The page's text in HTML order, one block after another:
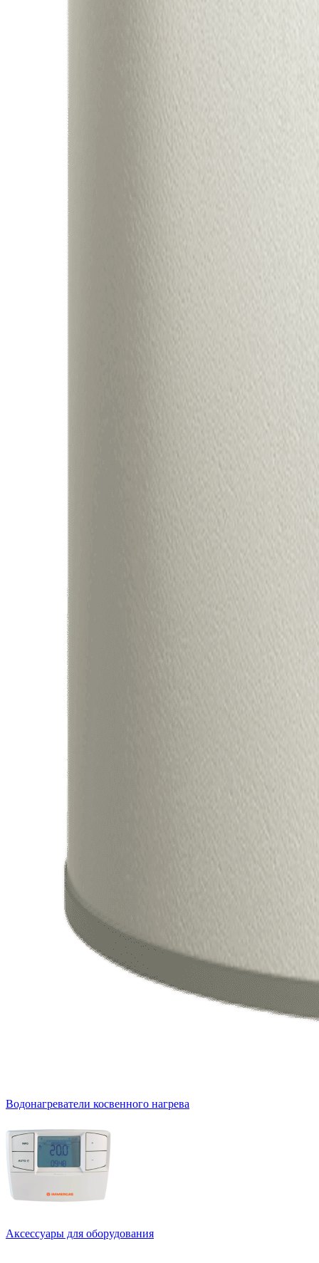
Водонагреватели косвенного нагрева
Аксессуары для оборудования